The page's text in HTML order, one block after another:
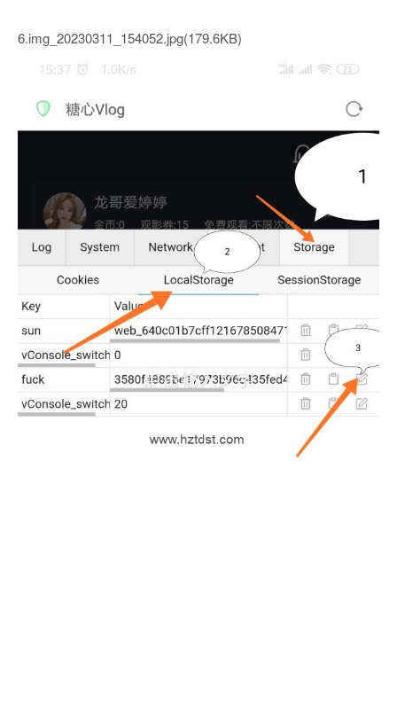
6.img_20230311_154052.jpg(179.6KB)